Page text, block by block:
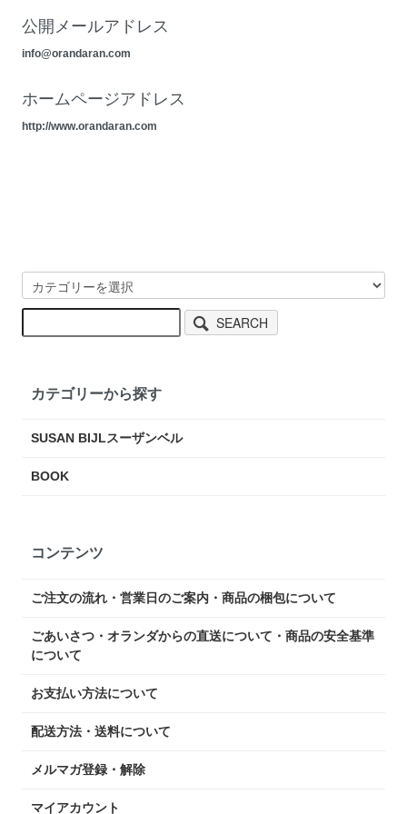
公開メールアドレス
info@orandaran.com
ホームページアドレス
http://www.orandaran.com
SEARCH
カテゴリーから探す
SUSAN BIJLスーザンベル
BOOK
コンテンツ
ご注文の流れ・営業日のご案内・商品の梱包について
ごあいさつ・オランダからの直送について・商品の安全基準
について
お支払い方法について
配送方法・送料について
メルマガ登録・解除
マイアカウント